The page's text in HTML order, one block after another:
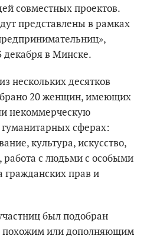
совместных проектов.
представлены в рамках
декабря в Минске.
нескольких десятков
20 женщин, имеющих
некоммерческую
сферах:
культура, искусство,
работа с людьми с особыми
гражданских прав и
был подобран
похожим или дополняющим